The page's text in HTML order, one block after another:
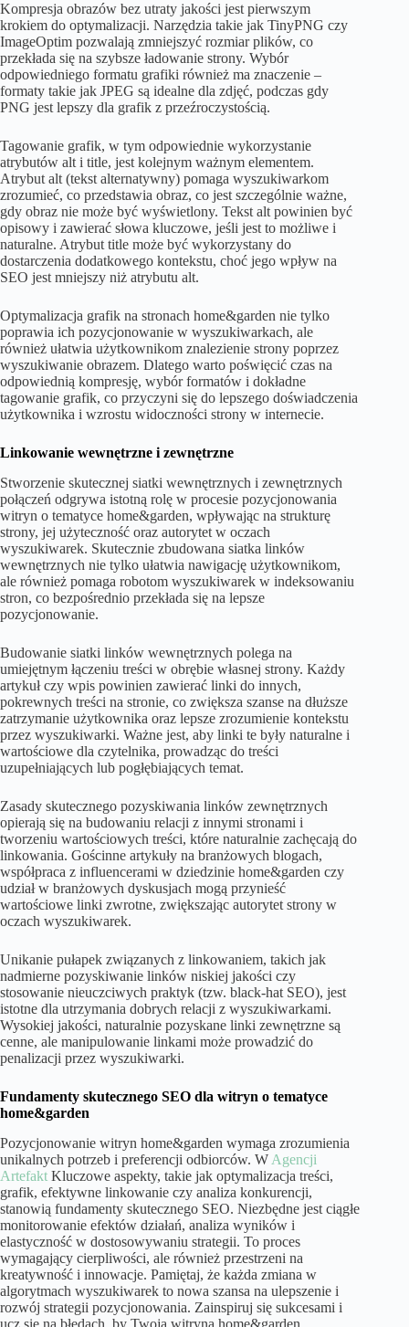
Kompresja obrazów bez utraty jakości jest pierwszym
krokiem do optymalizacji. Narzędzia takie jak TinyPNG czy
ImageOptim pozwalają zmniejszyć rozmiar plików, co
przekłada się na szybsze ładowanie strony. Wybór
odpowiedniego formatu grafiki również ma znaczenie –
formaty takie jak JPEG są idealne dla zdjęć, podczas gdy
PNG jest lepszy dla grafik z przeźroczystością.
Tagowanie grafik, w tym odpowiednie wykorzystanie
atrybutów alt i title, jest kolejnym ważnym elementem.
Atrybut alt (tekst alternatywny) pomaga wyszukiwarkom
zrozumieć, co przedstawia obraz, co jest szczególnie ważne,
gdy obraz nie może być wyświetlony. Tekst alt powinien być
opisowy i zawierać słowa kluczowe, jeśli jest to możliwe i
naturalne. Atrybut title może być wykorzystany do
dostarczenia dodatkowego kontekstu, choć jego wpływ na
SEO jest mniejszy niż atrybutu alt.
Optymalizacja grafik na stronach home&garden nie tylko
poprawia ich pozycjonowanie w wyszukiwarkach, ale
również ułatwia użytkownikom znalezienie strony poprzez
wyszukiwanie obrazem. Dlatego warto poświęcić czas na
odpowiednią kompresję, wybór formatów i dokładne
tagowanie grafik, co przyczyni się do lepszego doświadczenia
użytkownika i wzrostu widoczności strony w internecie.
Linkowanie wewnętrzne i zewnętrzne
Stworzenie skutecznej siatki wewnętrznych i zewnętrznych
połączeń odgrywa istotną rolę w procesie pozycjonowania
witryn o tematyce home&garden, wpływając na strukturę
strony, jej użyteczność oraz autorytet w oczach
wyszukiwarek. Skutecznie zbudowana siatka linków
wewnętrznych nie tylko ułatwia nawigację użytkownikom,
ale również pomaga robotom wyszukiwarek w indeksowaniu
stron, co bezpośrednio przekłada się na lepsze
pozycjonowanie.
Budowanie siatki linków wewnętrznych polega na
umiejętnym łączeniu treści w obrębie własnej strony. Każdy
artykuł czy wpis powinien zawierać linki do innych,
pokrewnych treści na stronie, co zwiększa szanse na dłuższe
zatrzymanie użytkownika oraz lepsze zrozumienie kontekstu
przez wyszukiwarki. Ważne jest, aby linki te były naturalne i
wartościowe dla czytelnika, prowadząc do treści
uzupełniających lub pogłębiających temat.
Zasady skutecznego pozyskiwania linków zewnętrznych
opierają się na budowaniu relacji z innymi stronami i
tworzeniu wartościowych treści, które naturalnie zachęcają do
linkowania. Gościnne artykuły na branżowych blogach,
współpraca z influencerami w dziedzinie home&garden czy
udział w branżowych dyskusjach mogą przynieść
wartościowe linki zwrotne, zwiększając autorytet strony w
oczach wyszukiwarek.
Unikanie pułapek związanych z linkowaniem, takich jak
nadmierne pozyskiwanie linków niskiej jakości czy
stosowanie nieuczciwych praktyk (tzw. black-hat SEO), jest
istotne dla utrzymania dobrych relacji z wyszukiwarkami.
Wysokiej jakości, naturalnie pozyskane linki zewnętrzne są
cenne, ale manipulowanie linkami może prowadzić do
penalizacji przez wyszukiwarki.
Fundamenty skutecznego SEO dla witryn o tematyce
home&garden
Pozycjonowanie witryn home&garden wymaga zrozumienia
unikalnych potrzeb i preferencji odbiorców. W Agencji
Artefakt Kluczowe aspekty, takie jak optymalizacja treści,
grafik, efektywne linkowanie czy analiza konkurencji,
stanowią fundamenty skutecznego SEO. Niezbędne jest ciągłe
monitorowanie efektów działań, analiza wyników i
elastyczność w dostosowywaniu strategii. To proces
wymagający cierpliwości, ale również przestrzeni na
kreatywność i innowacje. Pamiętaj, że każda zmiana w
algorytmach wyszukiwarek to nowa szansa na ulepszenie i
rozwój strategii pozycjonowania. Zainspiruj się sukcesami i
ucz się na błędach, by Twoja witryna home&garden